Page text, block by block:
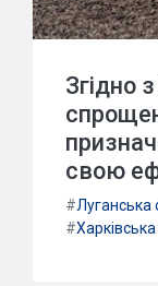
Згідно
свою
#Луганська
#